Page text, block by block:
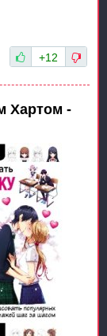
+12
Хартом -